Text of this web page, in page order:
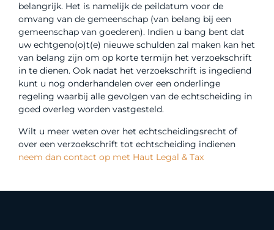
belangrijk. Het is namelijk de peildatum voor de
omvang van de gemeenschap (van belang bij een
gemeenschap van goederen). Indien u bang bent dat
uw echtgeno(o)t(e) nieuwe schulden zal maken kan het
van belang zijn om op korte termijn het verzoekschrift
in te dienen. Ook nadat het verzoekschrift is ingediend
kunt u nog onderhandelen over een onderlinge
regeling waarbij alle gevolgen van de echtscheiding in
goed overleg worden vastgesteld.
Wilt u meer weten over het echtscheidingsrecht of
over een verzoekschrift tot echtscheiding indienen
neem dan contact op met Haut Legal & Tax